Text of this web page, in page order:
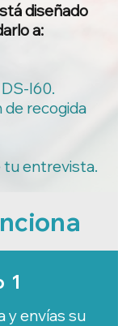
diseñado
a:
I60.
de recogida
tu entrevista.
1
y envías su